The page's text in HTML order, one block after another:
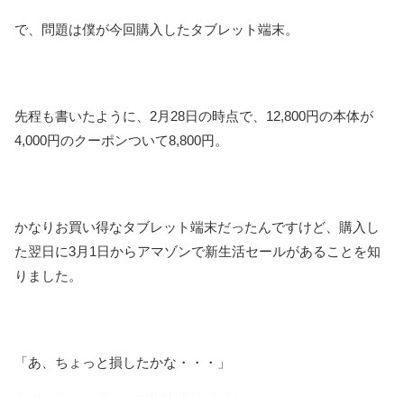
で、問題は僕が今回購入したタブレット端末。
先程も書いたように、2月28日の時点で、12,800円の本体が
4,000円のクーポンついて8,800円。
かなりお買い得なタブレット端末だったんですけど、購入し
た翌日に3月1日からアマゾンで新生活セールがあることを知
りました。
「あ、ちょっと損したかな・・・」